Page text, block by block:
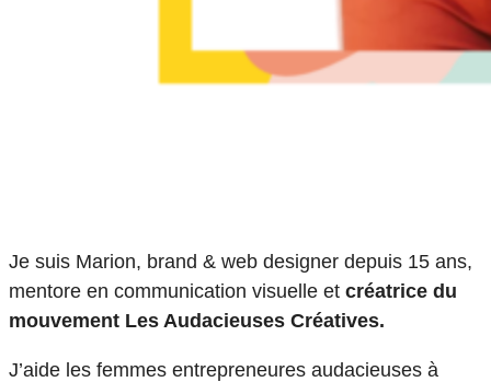
Je suis Marion, brand & web designer depuis 15 ans,
mentore en communication visuelle et créatrice du
mouvement Les Audacieuses Créatives.
J’aide les femmes entrepreneures audacieuses à